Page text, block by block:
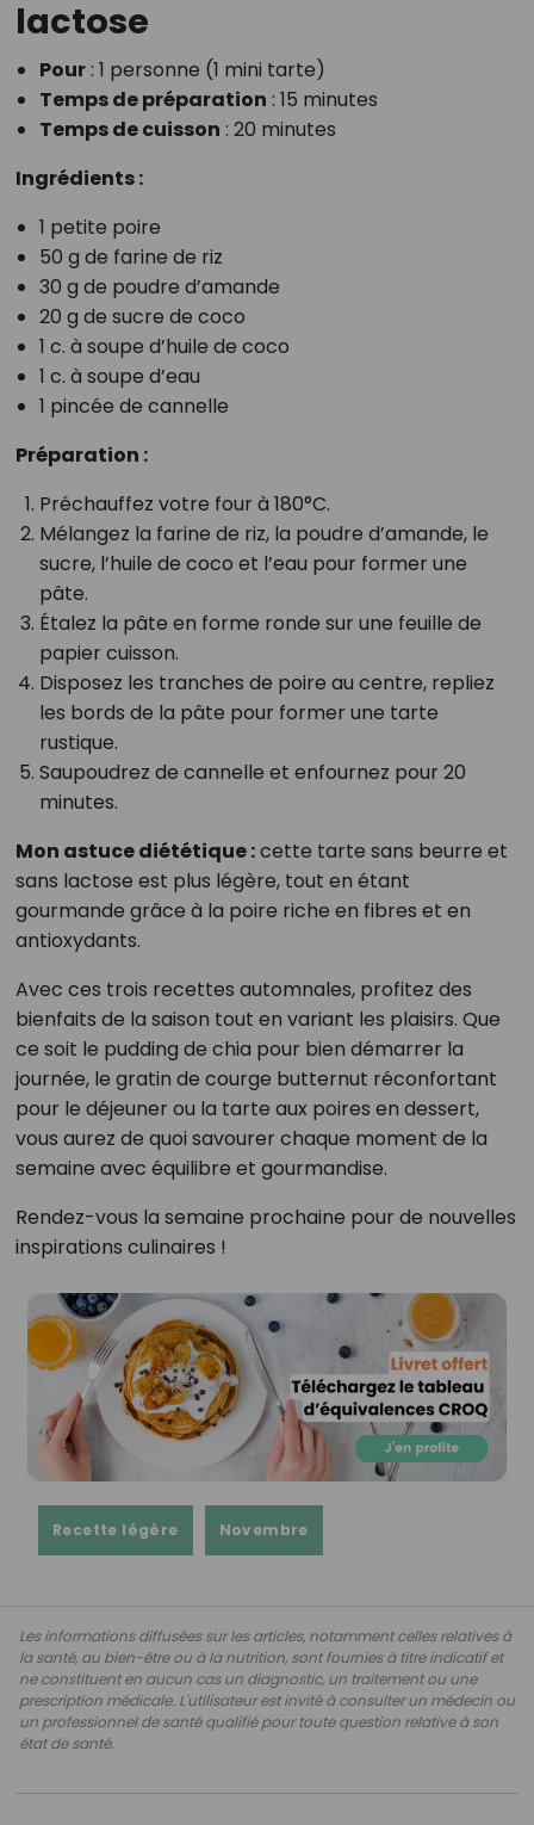
lactose
Pour: 1 personne (1 mini tarte)
Temps de préparation : 15 minutes
Temps de cuisson : 20 minutes
Ingrédients :
1 petite poire
50 g de farine de riz
30 g de poudre d’amande
20 g de sucre de coco
1 c. à soupe d’huile de coco
1 c. à soupe d’eau
1 pincée de cannelle
Préparation :
Préchauffez votre four à 180°C.
Mélangez la farine de riz, la poudre d’amande, le
sucre, l’huile de coco et l’eau pour former une
pâte.
Étalez la pâte en forme ronde sur une feuille de
papier cuisson.
Disposez les tranches de poire au centre, repliez
les bords de la pâte pour former une tarte
rustique.
Saupoudrez de cannelle et enfournez pour 20
minutes.
Mon astuce diététique :cette tarte sans beurre et
sans lactose est plus légère, tout en étant
gourmande grâce à la poire riche en fibres et en
antioxydants.
Avec ces trois recettes automnales, profitez des
bienfaits de la saison tout en variant les plaisirs. Que
ce soit le pudding de chia pour bien démarrer la
journée, le gratin de courge butternut réconfortant
pour le déjeuner ou la tarte aux poires en dessert,
vous aurez de quoi savourer chaque moment de la
semaine avec équilibre et gourmandise.
Rendez-vous la semaine prochaine pour de nouvelles
inspirations culinaires !
Recette légère Novembre
Les informations diffusées sur les articles, notamment celles relatives à
la santé, au bien-être ou à la nutrition, sont fournies à titre indicatif et
ne constituent en aucun cas un diagnostic, un traitement ou une
prescription médicale. L'utilisateur est invité à consulter un médecin ou
un professionnel de santé qualifié pour toute question relative à son
état de santé.